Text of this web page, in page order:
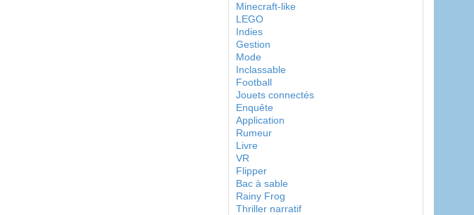
Minecraft-like
LEGO
Indies
Gestion
Mode
Inclassable
Football
Jouets connectés
Enquête
Application
Rumeur
Livre
VR
Flipper
Bac à sable
Rainy Frog
Thriller narratif